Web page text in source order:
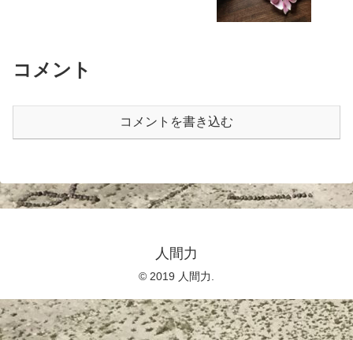
コメント
コメントを書き込む
人間力
© 2019 人間力.